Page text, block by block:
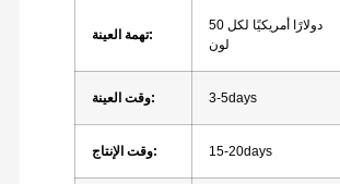
تهمة العينة:
50 دولارًا أمريكيًا لكل
لون
وقت العينة: 3-5days
وقت الإنتاج: 15-20days